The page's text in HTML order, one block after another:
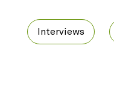
Interviews